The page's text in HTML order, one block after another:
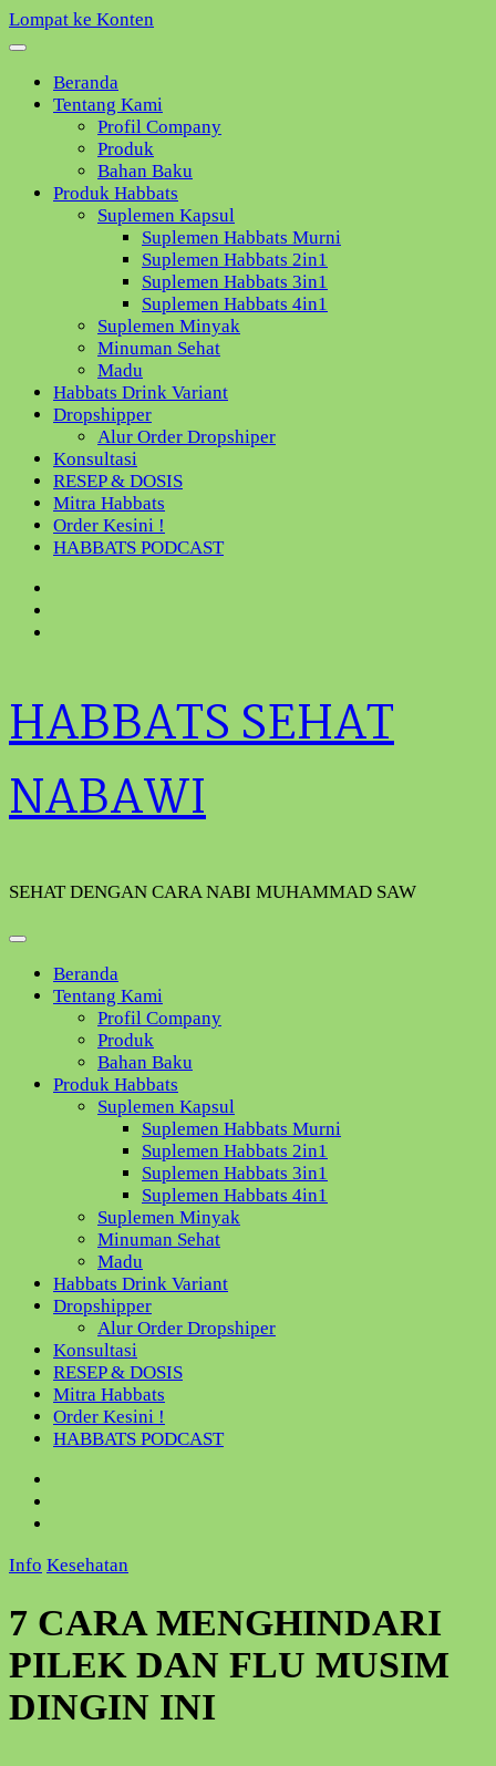
Lompat ke Konten
Beranda
Tentang Kami
Profil Company
Produk
Bahan Baku
Produk Habbats
Suplemen Kapsul
Suplemen Habbats Murni
Suplemen Habbats 2in1
Suplemen Habbats 3in1
Suplemen Habbats 4in1
Suplemen Minyak
Minuman Sehat
Madu
Habbats Drink Variant
Dropshipper
Alur Order Dropshiper
Konsultasi
RESEP & DOSIS
Mitra Habbats
Order Kesini !
HABBATS PODCAST
HABBATS SEHAT
NABAWI
SEHAT DENGAN CARA NABI MUHAMMAD SAW
Beranda
Tentang Kami
Profil Company
Produk
Bahan Baku
Produk Habbats
Suplemen Kapsul
Suplemen Habbats Murni
Suplemen Habbats 2in1
Suplemen Habbats 3in1
Suplemen Habbats 4in1
Suplemen Minyak
Minuman Sehat
Madu
Habbats Drink Variant
Dropshipper
Alur Order Dropshiper
Konsultasi
RESEP & DOSIS
Mitra Habbats
Order Kesini !
HABBATS PODCAST
Info Kesehatan
7 CARA MENGHINDARI
PILEK DAN FLU MUSIM
DINGIN INI